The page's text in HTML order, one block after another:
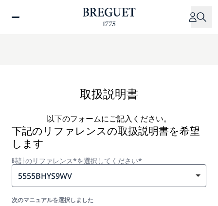
取扱説明書
以下のフォームにご記入ください。
下記のリファレンスの取扱説明書を希望
します
時計のリファレンス*を選択してください*
5555BHYS9WV
次のマニュアルを選択しました